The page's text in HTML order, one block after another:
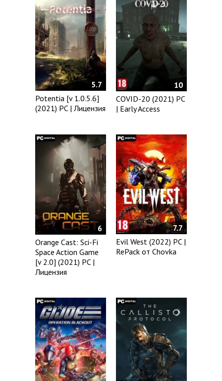
5.7
Potentia [v 1.0.5.6]
(2021) PC | Лицензия
10
COVID-20 (2021) PC
| Early Access
6
Orange Cast: Sci-Fi
Space Action Game
[v 2.0] (2021) PC |
Лицензия
7.7
Evil West (2022) PC |
RePack от Chovka